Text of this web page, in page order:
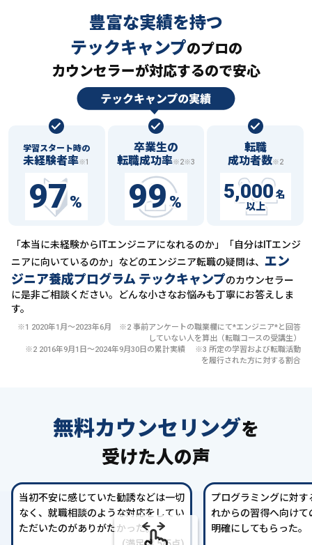
豊富な実績を持つ
テックキャンプのプロの
カウンセラーが対応するので安心
学習スタート時の
未経験者率※1
97%
卒業生の
転職成功率※2※3
99%
転職
成功者数※2
5,000 名
以上
「本当に未経験からITエンジニアになれるのか」「自分はITエンジ
ニアに向いているのか」などのエンジニア転職の疑問は、 エン
ジニア養成プログラム テックキャンプのカウンセラー
に是非ご相談ください。どんな小さなお悩みも丁寧にお答えしま
す。
※1 2020年1月〜2023年6月 ※2 事前アンケートの職業欄にて*エンジニア*と回答
していない人を算出（転職コースの受講生）
※2 2016年9月1日〜2024年9月30日の累計実績 ※3 所定の学習および転職活動
を履行された方に対する割合
無料カウンセリングを
受けた人の声
当初不安に感じていた勧誘などは一切
なく、就職相談のような対応をしてい
ただいたのがありがたかった。
プログラミングに対
れからの習得へ向け
明確にしてもらった。